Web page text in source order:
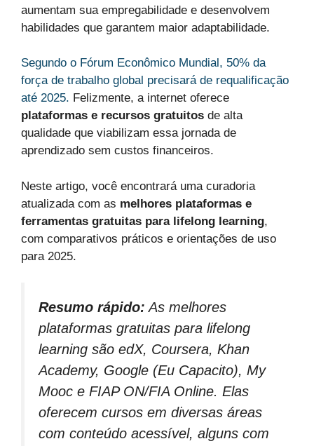
aumentam sua empregabilidade e desenvolvem
habilidades que garantem maior adaptabilidade.
Segundo o Fórum Econômico Mundial, 50% da
força de trabalho global precisará de requalificação
até 2025. Felizmente, a internet oferece
plataformas e recursos gratuitos de alta
qualidade que viabilizam essa jornada de
aprendizado sem custos financeiros.
Neste artigo, você encontrará uma curadoria
atualizada com as melhores plataformas e
ferramentas gratuitas para lifelong learning,
com comparativos práticos e orientações de uso
para 2025.
Resumo rápido: As melhores
plataformas gratuitas para lifelong
learning são edX, Coursera, Khan
Academy, Google (Eu Capacito), My
Mooc e FIAP ON/FIA Online. Elas
oferecem cursos em diversas áreas
com conteúdo acessível, alguns com